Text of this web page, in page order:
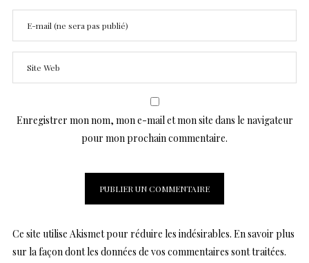
Enregistrer mon nom, mon e-mail et mon site dans le navigateur
pour mon prochain commentaire.
Ce site utilise Akismet pour réduire les indésirables. En savoir plus
sur la façon dont les données de vos commentaires sont traitées.